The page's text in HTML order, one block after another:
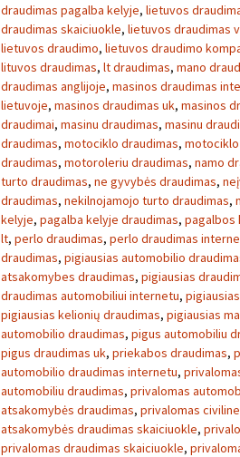
draudimas pagalba kelyje, lietuvos
draudimas skaiciuokle, lietuvos draudimas
lietuvos draudimo, lietuvos draudimo
lituvos draudimas, lt draudimas, mano
draudimas anglijoje, masinos draudimas
lietuvoje, masinos draudimas uk, masinos
draudimai, masinu draudimas, masinu
draudimas, motociklo draudimas,
draudimas, motoroleriu draudimas, namo
turto draudimas, ne gyvybės draudimas,
draudimas, nekilnojamojo turto draudimas,
kelyje, pagalba kelyje draudimas, pagalbos
lt, perlo draudimas, perlo draudimas
draudimas, pigiausias automobilio
atsakomybes draudimas, pigiausias
draudimas automobiliui internetu,
pigiausias kelionių draudimas, pigiausias
automobilio draudimas, pigus automobiliu
pigus draudimas uk, priekabos draudimas,
automobilio draudimas internetu,
automobiliu draudimas, privalomas
atsakomybės draudimas, privalomas
atsakomybės draudimas skaiciuokle,
privalomas draudimas skaiciuokle,